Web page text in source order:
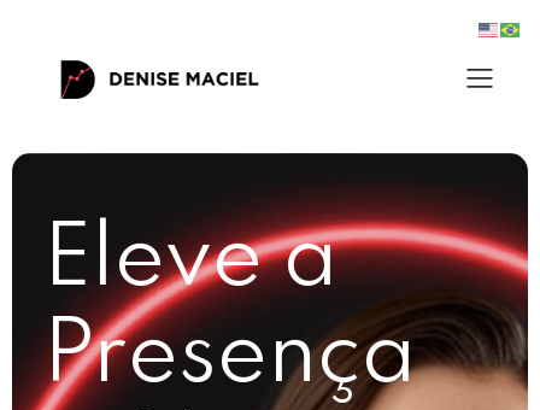
Eleve a
Presença